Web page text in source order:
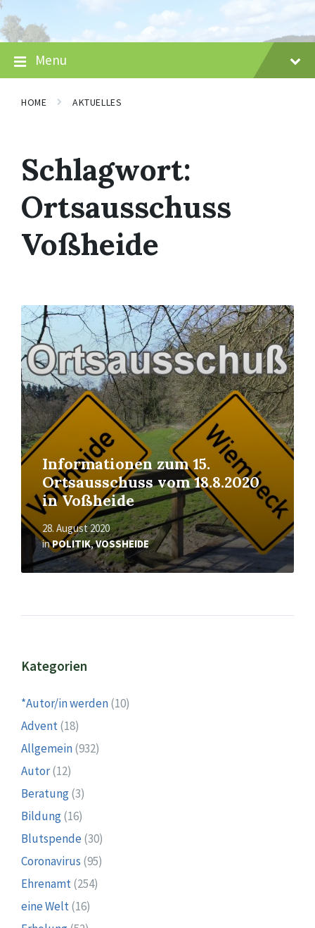
Skip
to
content
Skip
to
main
navigation
Skip
to
footer
Menu
HOME AKTUELLES
Schlagwort:
Ortsausschuss
Voßheide
Informationen zum 15.
Ortsausschuss vom 18.8.2020
in Voßheide
28. August 2020
inPOLITIK,VOSSHEIDE
Mehr
erfahren
Kategorien
*Autor/in werden(10)
Advent(18)
Allgemein(932)
Autor(12)
Beratung(3)
Bildung(16)
Blutspende (30)
Coronavirus (95)
Ehrenamt(254)
eine Welt(16)